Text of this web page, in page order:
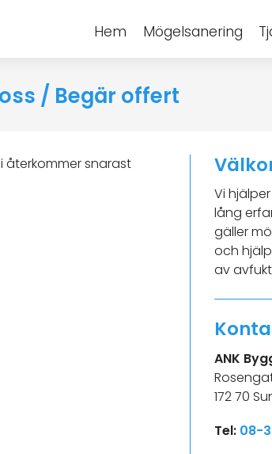
Hem Mögelsanering
/ Begär offert
återkommer snarast
Vi
lång
gäller
och
av
ANK
172 70
Tel: 08-